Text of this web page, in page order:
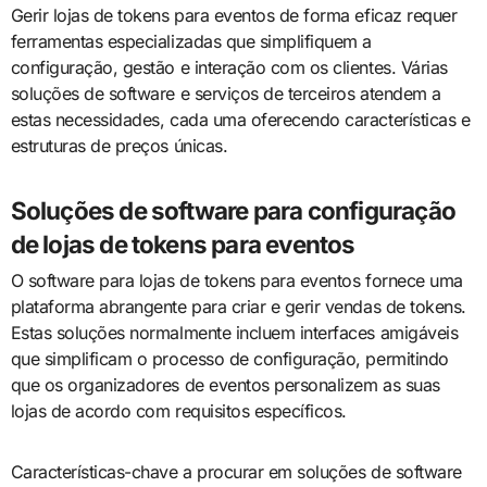
Gerir lojas de tokens para eventos de forma eficaz requer
ferramentas especializadas que simplifiquem a
configuração, gestão e interação com os clientes. Várias
soluções de software e serviços de terceiros atendem a
estas necessidades, cada uma oferecendo características e
estruturas de preços únicas.
Soluções de software para configuração
de lojas de tokens para eventos
O software para lojas de tokens para eventos fornece uma
plataforma abrangente para criar e gerir vendas de tokens.
Estas soluções normalmente incluem interfaces amigáveis
que simplificam o processo de configuração, permitindo
que os organizadores de eventos personalizem as suas
lojas de acordo com requisitos específicos.
Características-chave a procurar em soluções de software